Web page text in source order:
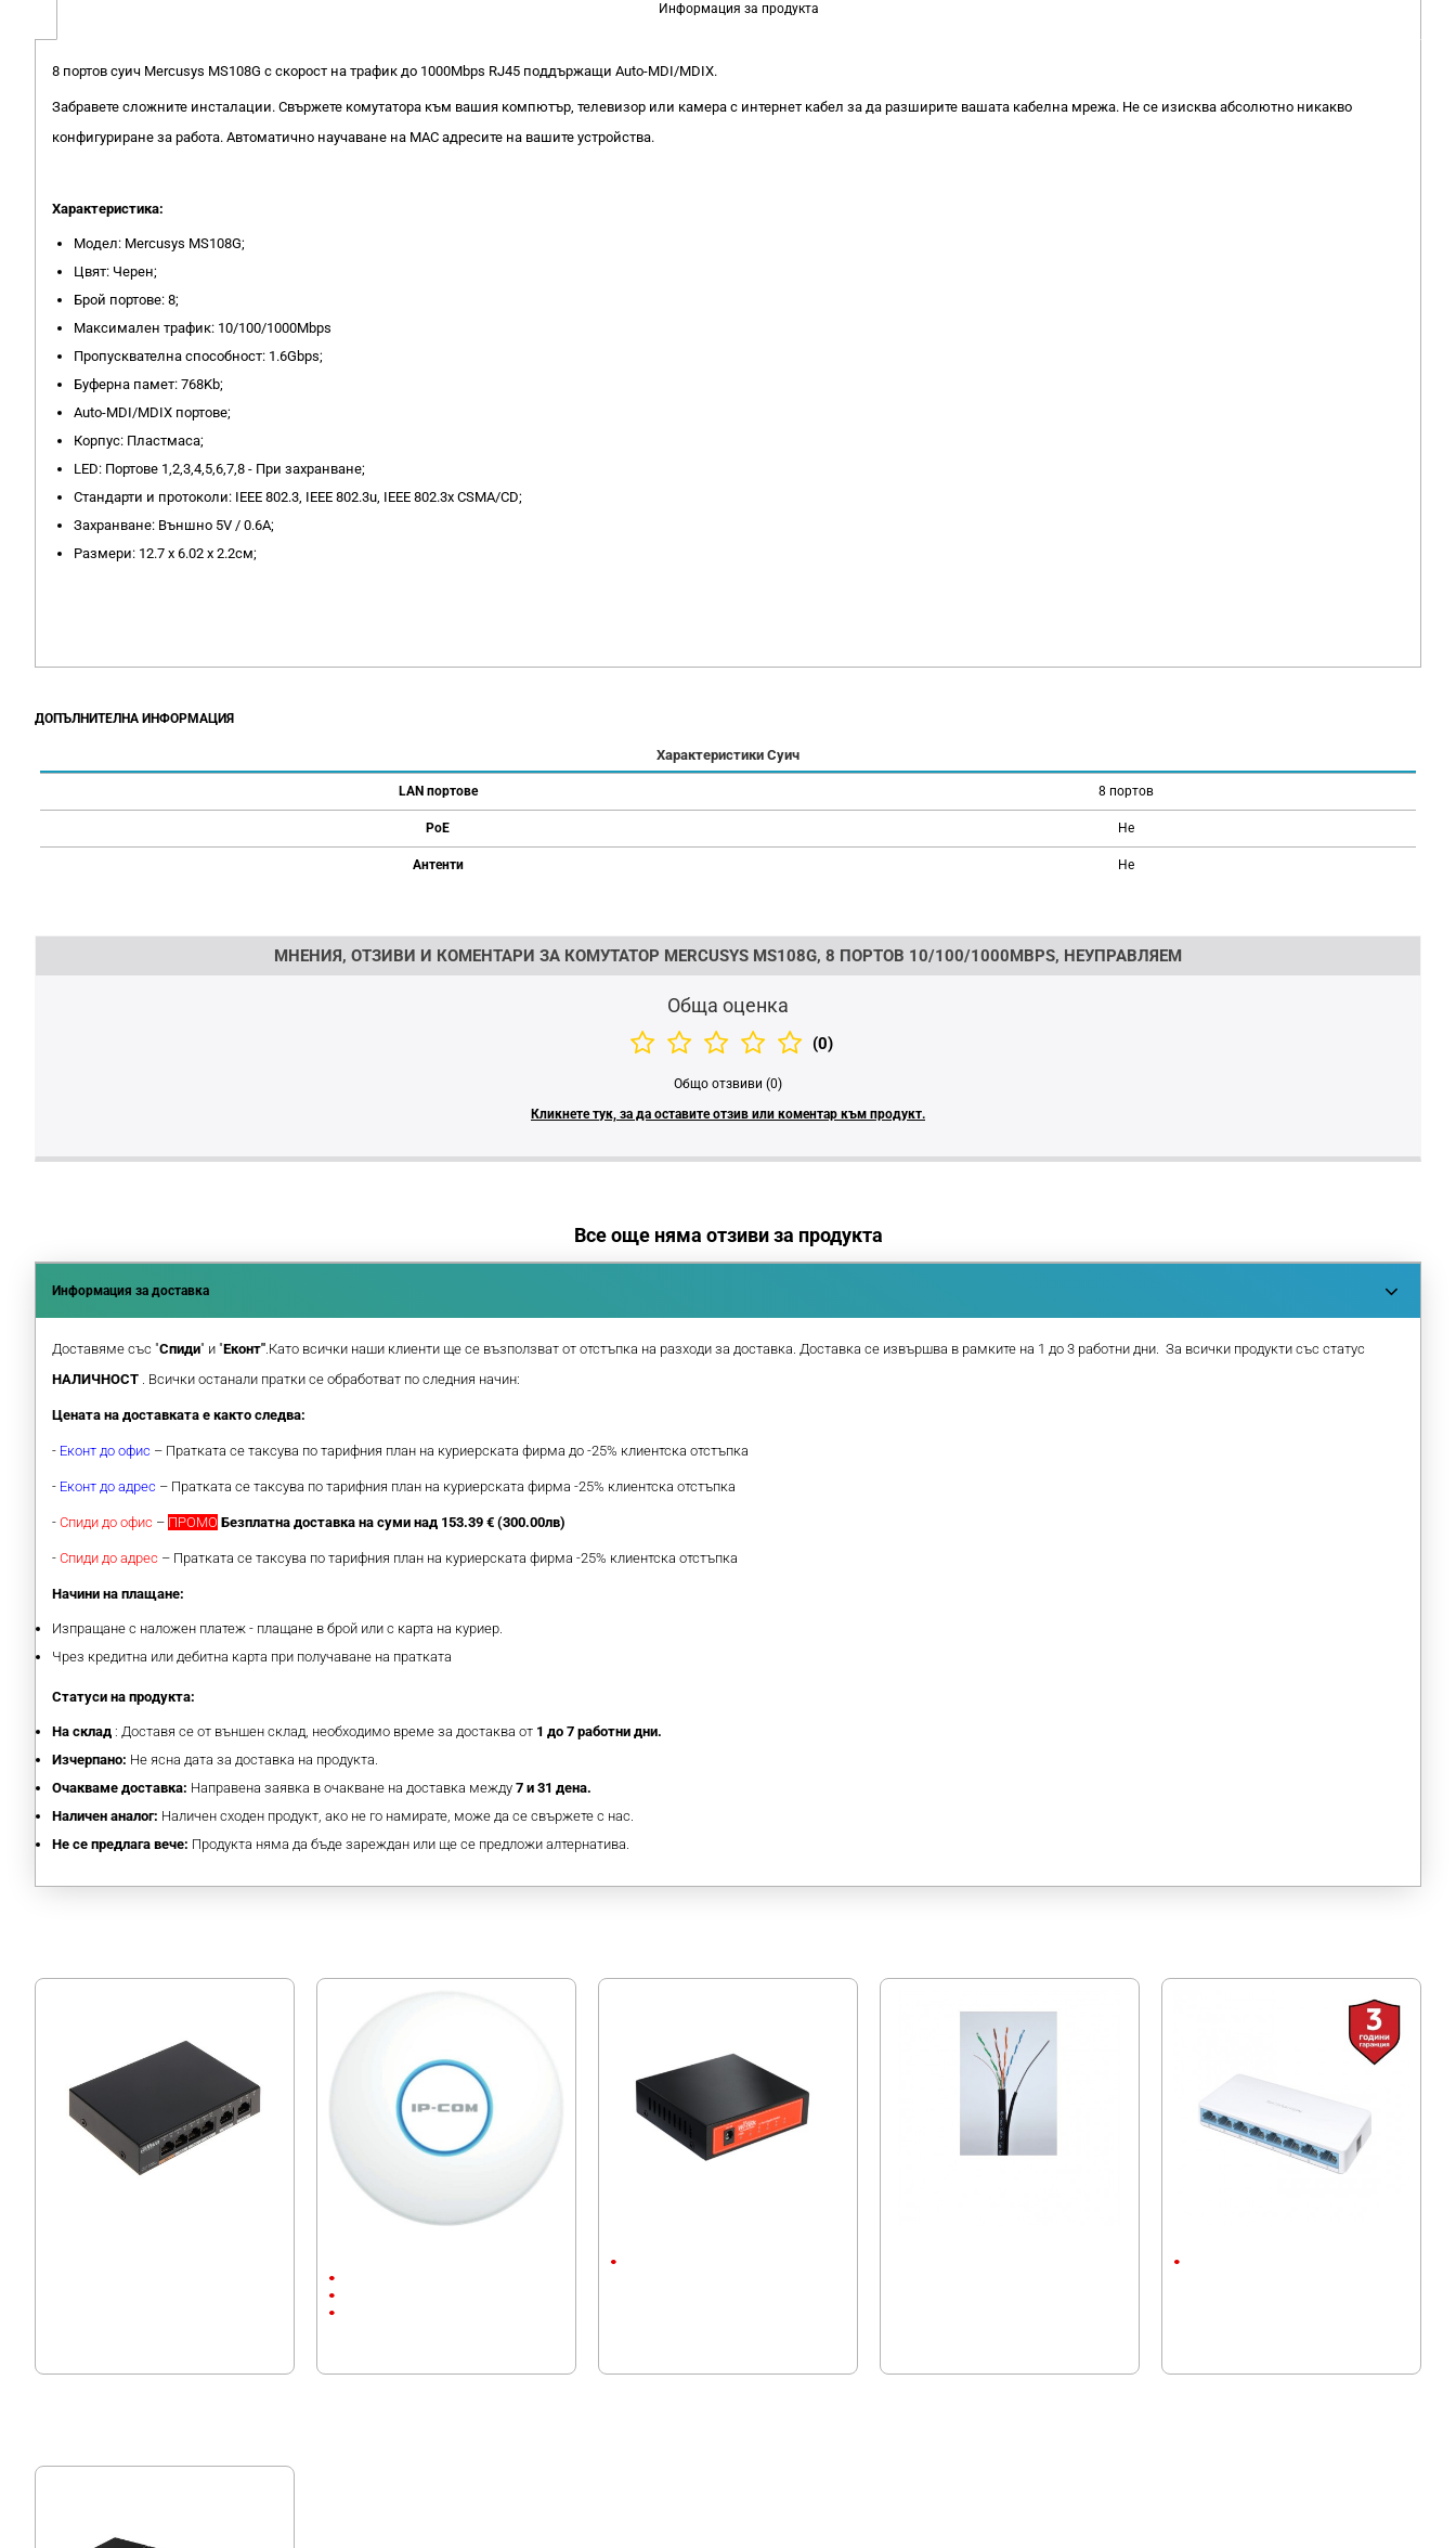
Информация за продукта
8 портов суич Mercusys MS108G с скорост на трафик до 1000Mbps RJ45 поддържащи Auto-MDI/MDIX.
Забравете сложните инсталации. Свържете комутатора към вашия компютър, телевизор или камера с интернет кабел за да разширите вашата кабелна мрежа. Не се изисква абсолютно никакво
конфигуриране за работа. Автоматично научаване на MAC адресите на вашите устройства.
Характеристика:
Модел: Mercusys MS108G;
Цвят: Черен;
Брой портове: 8;
Максимален трафик: 10/100/1000Mbps
Пропусквателна способност: 1.6Gbps;
Буферна памет: 768Kb;
Auto-MDI/MDIX портове;
Корпус: Пластмаса;
LED: Портове 1,2,3,4,5,6,7,8 - При захранване;
Стандарти и протоколи: IEEE 802.3, IEEE 802.3u, IEEE 802.3x CSMA/CD;
Захранване: Външно 5V / 0.6A;
Размери: 12.7 х 6.02 х 2.2см;
ДОПЪЛНИТЕЛНА ИНФОРМАЦИЯ
Характеристики Суич
LAN портове 8 портов
PoE Не
Антенти Не
МНЕНИЯ, ОТЗИВИ И КОМЕНТАРИ ЗА КОМУТАТОР MERCUSYS MS108G, 8 ПОРТОВ 10/100/1000MBPS, НЕУПРАВЛЯЕМ
Обща оценка
(0)
Общо отзвиви (0)
Кликнете тук, за да оставите отзив или коментар към продукт.
Все още няма отзиви за продукта
Информация за доставка
Доставяме със "Спиди" и "Еконт".Като всички наши клиенти ще се възползват от отстъпка на разходи за доставка. Доставка се извършва в рамките на 1 до 3 работни дни. За всички продукти със статус
НАЛИЧНОСТ . Всички останали пратки се обработват по следния начин:
Цената на доставката е както следва:
- Еконт до офис – Пратката се таксува по тарифния план на куриерската фирма до -25% клиентска отстъпка
- Еконт до адрес – Пратката се таксува по тарифния план на куриерската фирма -25% клиентска отстъпка
- Спиди до офис – ПРОМО Безплатна доставка на суми над 153.39 € (300.00лв)
- Спиди до адрес – Пратката се таксува по тарифния план на куриерската фирма -25% клиентска отстъпка
Начини на плащане:
Изпращане с наложен платеж - плащане в брой или с карта на куриер.
Чрез кредитна или дебитна карта при получаване на пратката
Статуси на продукта:
На склад : Доставя се от външен склад, необходимо време за достаква от 1 до 7 работни дни.
Изчерпано: Не ясна дата за доставка на продукта.
Очакваме доставка: Направена заявка в очакване на доставка между 7 и 31 дена.
Наличен аналог: Наличен сходен продукт, ако не го намирате, може да се свържете с нас.
Не се предлага вече: Продукта няма да бъде зареждан или ще се предложи алтернатива.